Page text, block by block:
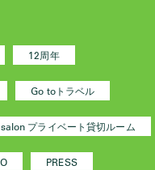
12周年
Go toトラベル
プライベート貸切ルーム
PRESS